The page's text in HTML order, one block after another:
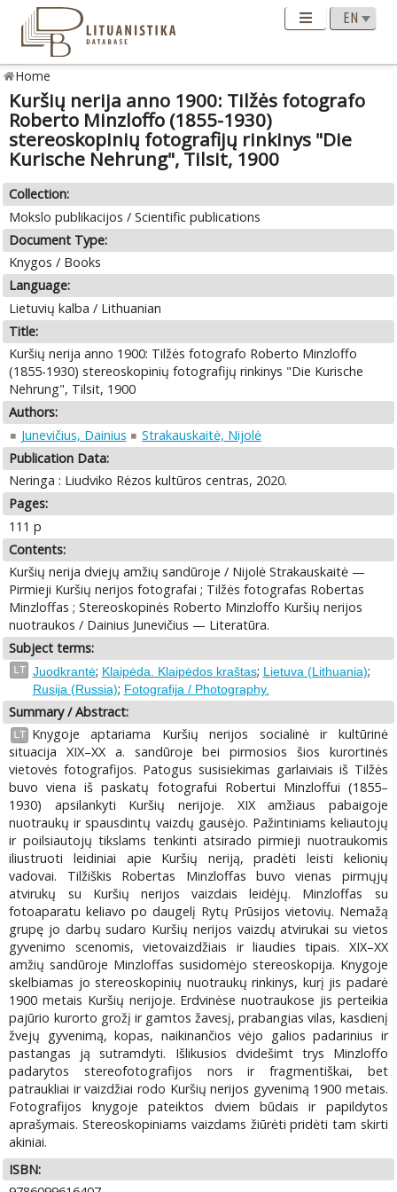
Home
Kuršių nerija anno 1900: Tilžės fotografo
Roberto Minzloffo (1855-1930)
stereoskopinių fotografijų rinkinys "Die
Kurische Nehrung", Tilsit, 1900
Collection:
Mokslo publikacijos / Scientific publications
Document Type:
Knygos / Books
Language:
Lietuvių kalba / Lithuanian
Title:
Kuršių nerija anno 1900: Tilžės fotografo Roberto Minzloffo
(1855-1930) stereoskopinių fotografijų rinkinys "Die Kurische
Nehrung", Tilsit, 1900
Authors:
Junevičius, Dainius
Strakauskaitė, Nijolė
Publication Data:
Neringa : Liudviko Rėzos kultūros centras, 2020.
Pages:
111 p
Contents:
Kuršių nerija dviejų amžių sandūroje / Nijolė Strakauskaitė —
Pirmieji Kuršių nerijos fotografai ; Tilžės fotografas Robertas
Minzloffas ; Stereoskopinės Roberto Minzloffo Kuršių nerijos
nuotraukos / Dainius Junevičius — Literatūra.
Subject terms:
LT Juodkrantė; Klaipėda. Klaipėdos kraštas; Lietuva (Lithuania);
Rusija (Russia); Fotografija / Photography.
Summary / Abstract:
LT
Knygoje aptariama Kuršių nerijos socialinė ir kultūrinė
situacija XIX–XX a. sandūroje bei pirmosios šios kurortinės
vietovės fotografijos. Patogus susisiekimas garlaiviais iš Tilžės
buvo viena iš paskatų fotografui Robertui Minzloffui (1855–
1930) apsilankyti Kuršių nerijoje. XIX amžiaus pabaigoje
nuotraukų ir spausdintų vaizdų gausėjo. Pažintiniams keliautojų
ir poilsiautojų tikslams tenkinti atsirado pirmieji nuotraukomis
iliustruoti leidiniai apie Kuršių neriją, pradėti leisti kelionių
vadovai. Tilžiškis Robertas Minzloffas buvo vienas pirmųjų
atvirukų su Kuršių nerijos vaizdais leidėjų. Minzloffas su
fotoaparatu keliavo po daugelį Rytų Prūsijos vietovių. Nemažą
grupę jo darbų sudaro Kuršių nerijos vaizdų atvirukai su vietos
gyvenimo scenomis, vietovaizdžiais ir liaudies tipais. XIX–XX
amžių sandūroje Minzloffas susidomėjo stereoskopija. Knygoje
skelbiamas jo stereoskopinių nuotraukų rinkinys, kurį jis padarė
1900 metais Kuršių nerijoje. Erdvinėse nuotraukose jis perteikia
pajūrio kurorto grožį ir gamtos žavesį, prabangias vilas, kasdienį
žvejų gyvenimą, kopas, naikinančios vėjo galios padarinius ir
pastangas ją sutramdyti. Išlikusios dvidešimt trys Minzloffo
padarytos stereofotografijos nors ir fragmentiškai, bet
patraukliai ir vaizdžiai rodo Kuršių nerijos gyvenimą 1900 metais.
Fotografijos knygoje pateiktos dviem būdais ir papildytos
aprašymais. Stereoskopiniams vaizdams žiūrėti pridėti tam skirti
akiniai.
ISBN: